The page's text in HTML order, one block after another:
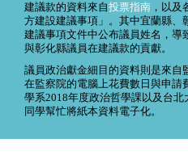
建議款的資料來自投票指南 ，以
方建設建議事項」。其中宜蘭縣、
建議事項文件中公布議員姓名，導
與彰化縣議員在建議款的貢獻。
議員政治獻金細目的資料則是來自
在監察院的電腦上花費數日與申請
學系2018年度政治哲學課以及台
同學幫忙將紙本資料電子化。